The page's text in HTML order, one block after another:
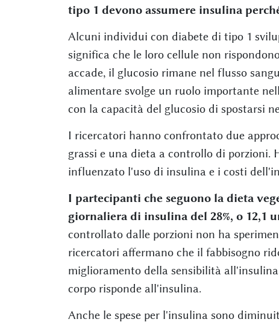
tipo 1 devono assumere insulina
Alcuni individui con diabete di tipo 1
significa che le loro cellule non
accade, il glucosio rimane nel flusso
alimentare svolge un ruolo importante
con la capacità del glucosio di spostarsi
I ricercatori hanno confrontato due
grassi e una dieta a controllo di porzioni.
influenzato l'uso di insulina e i costi
I partecipanti che seguono la dieta
giornaliera di insulina del 28%, o 12,1
controllato dalle porzioni non ha
ricercatori affermano che il fabbisogno
miglioramento della sensibilità
corpo risponde all'insulina.
Anche le spese per l'insulina sono